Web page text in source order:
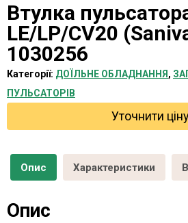
Втулка
LЕ/LP/CV20
1030256
Категорії: ДОЇЛЬНЕ ОБЛАДНАННЯ ,
ПУЛЬСАТОРІВ
Уточнити
Опис Характеристики
Опис